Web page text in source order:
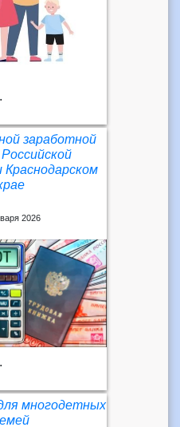
заработной
Краснодарском
2026
многодетных